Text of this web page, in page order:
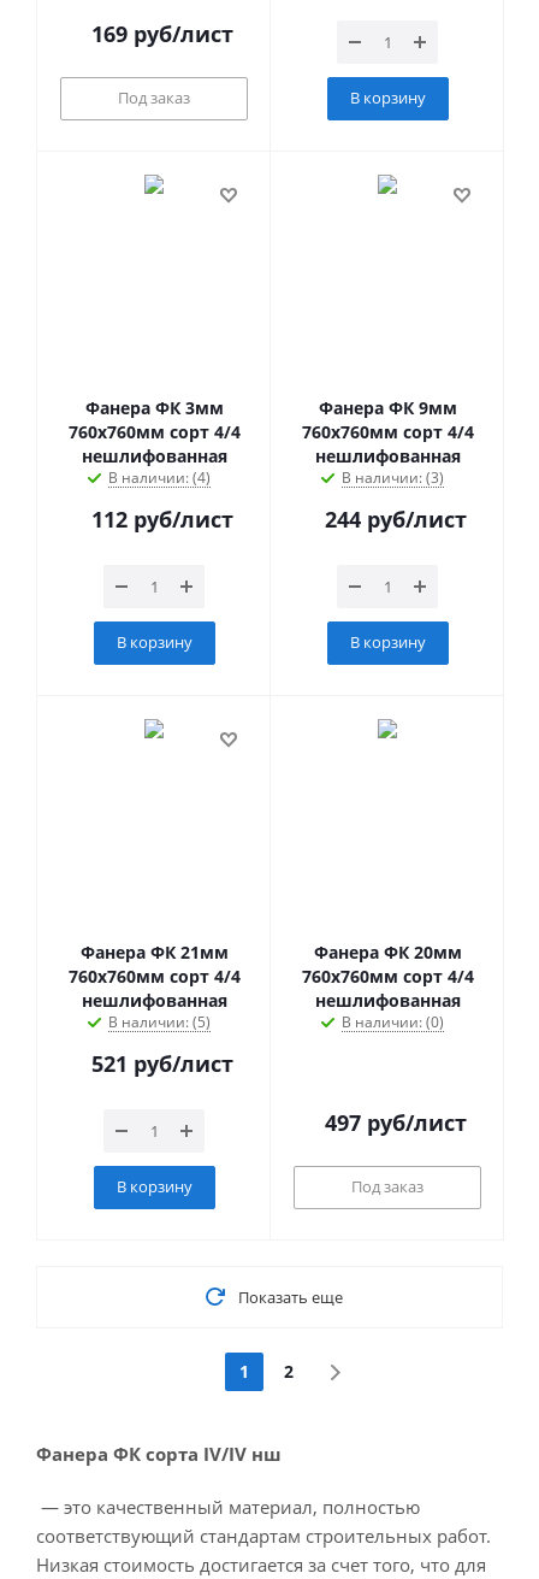
169 руб/лист
Под заказ В корзину
Фанера ФК 3мм
760х760мм сорт 4/4
нешлифованная
В наличии: (4)
112 руб/лист
В корзину
Фанера ФК 9мм
760х760мм сорт 4/4
нешлифованная
В наличии: (3)
244 руб/лист
В корзину
Фанера ФК 21мм
760х760мм сорт 4/4
нешлифованная
В наличии: (5)
521 руб/лист
В корзину
Фанера ФК 20мм
760х760мм сорт 4/4
нешлифованная
В наличии: (0)
497 руб/лист
Под заказ
Показать еще
1 2
Фанера ФК сорта IV/IV нш
— это качественный материал, полностью
соответствующий стандартам строительных работ.
Низкая стоимость достигается за счет того, что для